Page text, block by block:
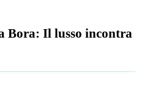
Bora: Il lusso incontra